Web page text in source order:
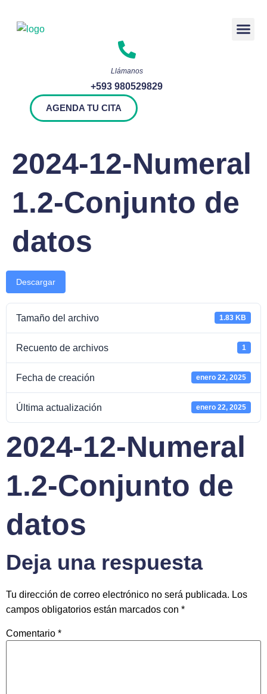
Llámanos
+593 980529829
AGENDA TU CITA
2024-12-Numeral
1.2-Conjunto de
datos
Descargar
Tamaño del archivo 1.83 KB
Recuento de archivos 1
Fecha de creación enero 22, 2025
Última actualización enero 22, 2025
2024-12-Numeral
1.2-Conjunto de
datos
Deja una respuesta
Tu dirección de correo electrónico no será publicada. Los
campos obligatorios están marcados con *
Comentario *